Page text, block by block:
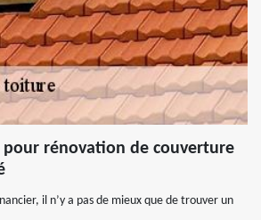
rénovation de couverture
il n’y a pas de mieux que de trouver un